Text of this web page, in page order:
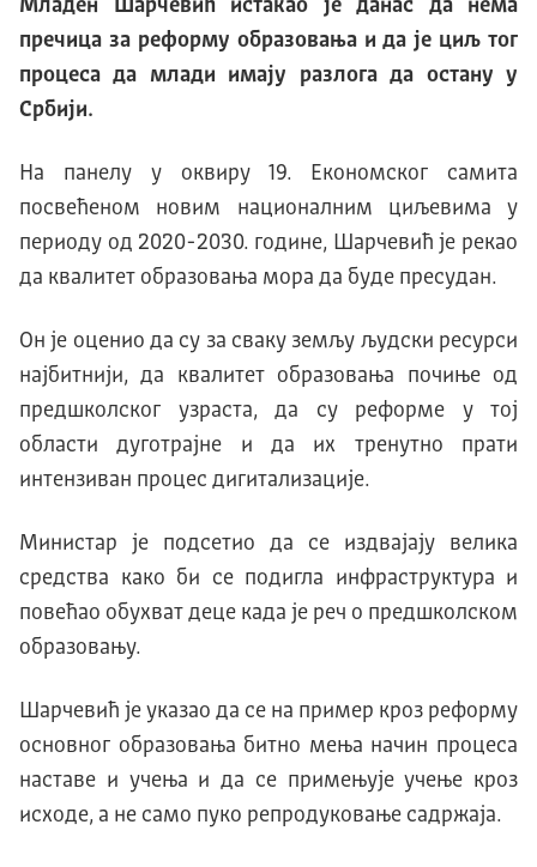
Младен Шарчевић истакао је данас да нема
пречица за реформу образовања и да је циљ тог
процеса да млади имају разлога да остану у
Србији.
На панелу у оквиру 19. Економског самита
посвећеном новим националним циљевима у
периоду од 2020-2030. године, Шарчевић је рекао
да квалитет образовања мора да буде пресудан.
Он је оценио да су за сваку земљу људски ресурси
најбитнији, да квалитет образовања почиње од
предшколског узраста, да су реформе у тој
области дуготрајне и да их тренутно прати
интензиван процес дигитализације.
Министар је подсетио да се издвајају велика
средства како би се подигла инфраструктура и
повећао обухват деце када је реч о предшколском
образовању.
Шарчевић је указао да се на пример кроз реформу
основног образовања битно мења начин процеса
наставе и учења и да се примењује учење кроз
исходе, а не само пуко репродуковање садржаја.